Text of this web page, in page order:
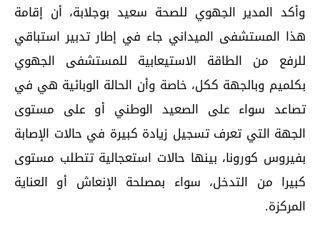
وأكد المدير الجهوي للصحة سعيد بوجلابة، أن إقامة
هذا المستشفى الميداني جاء في إطار تدبير استباقي
للرفع من الطاقة الاستيعابية للمستشفى الجهوي
بكلميم وبالجهة ككل، خاصة وأن الحالة الوبائية هي في
تصاعد سواء على الصعيد الوطني أو على مستوى
الجهة التي تعرف تسجيل زيادة كبيرة في حالات الإصابة
بفيروس كورونا، بينها حالات استعجالية تتطلب مستوى
كبيرا من التدخل، سواء بمصلحة الإنعاش أو العناية
المركزة.